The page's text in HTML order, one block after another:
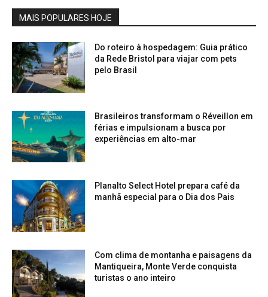
MAIS POPULARES HOJE
Do roteiro à hospedagem: Guia prático
da Rede Bristol para viajar com pets
pelo Brasil
Brasileiros transformam o Réveillon em
férias e impulsionam a busca por
experiências em alto-mar
Planalto Select Hotel prepara café da
manhã especial para o Dia dos Pais
Com clima de montanha e paisagens da
Mantiqueira, Monte Verde conquista
turistas o ano inteiro